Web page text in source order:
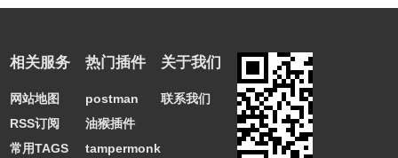
相关服务
网站地图
RSS订阅
常用TAGS
热门插件
postman
油猴插件
tampermonkey
关于我们
联系我们